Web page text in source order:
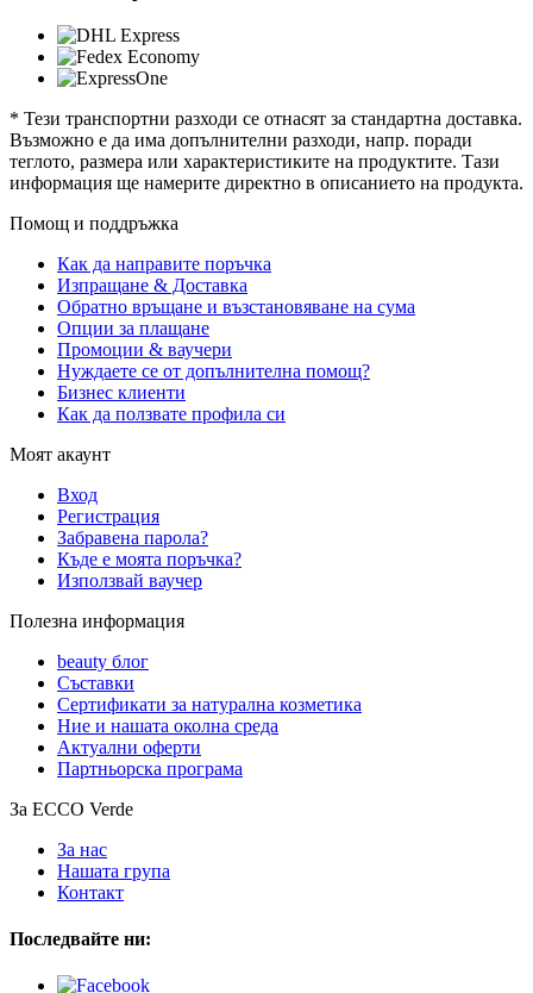
* Тези транспортни разходи се отнасят за стандартна доставка.
Възможно е да има допълнителни разходи, напр. поради
теглото, размера или характеристиките на продуктите. Тази
информация ще намерите директно в описанието на продукта.
Помощ и поддръжка
Как да направите поръчка
Изпращане & Доставка
Обратно връщане и възстановяване на сума
Опции за плащане
Промоции & ваучери
Нуждаете се от допълнителна помощ?
Бизнес клиенти
Как да ползвате профила си
Моят акаунт
Вход
Регистрация
Забравена парола?
Къде е моята поръчка?
Използвай ваучер
Полезна информация
beauty блог
Съставки
Сертификати за натурална козметика
Ние и нашата околна среда
Актуални оферти
Партньорска програма
За ECCO Verde
За нас
Нашата група
Контакт
Последвайте ни: